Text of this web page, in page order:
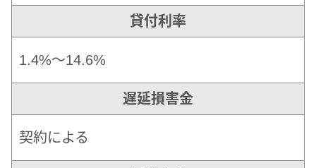
貸付利率
1.4%〜14.6%
遅延損害金
契約による